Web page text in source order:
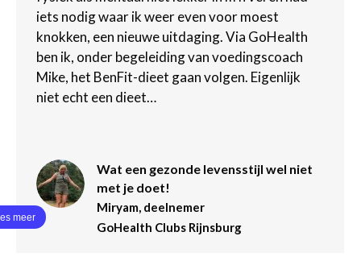
iets nodig waar ik weer even voor moest
knokken, een nieuwe uitdaging. Via GoHealth
ben ik, onder begeleiding van voedingscoach
Mike, het BenFit-dieet gaan volgen. Eigenlijk
niet echt een dieet…
Wat een gezonde levensstijl wel niet
met je doet!
Miryam, deelnemer
GoHealth Clubs Rijnsburg